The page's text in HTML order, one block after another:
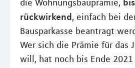
die Wohnungsbauprämie,
rückwirkend, einfach bei
Bausparkasse beantragt
Wer sich die Prämie für das
will, hat noch bis Ende